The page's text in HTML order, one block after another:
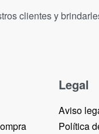
clientes y
Legal
Aviso
Política